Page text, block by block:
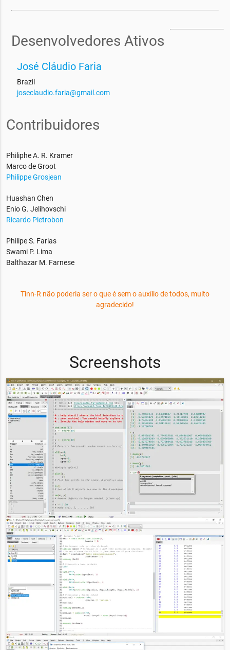
Desenvolvedores Ativos
José Cláudio Faria
Brazil
joseclaudio.faria@gmail.com
Contribuidores
Philiphe A. R. Kramer
Marco de Groot
Philippe Grosjean
Huashan Chen
Enio G. Jelihovschi
Ricardo Pietrobon
Philipe S. Farias
Swami P. Lima
Balthazar M. Farnese
Tinn-R não poderia ser o que é sem o auxílio de todos, muito
agradecido!
Screenshots